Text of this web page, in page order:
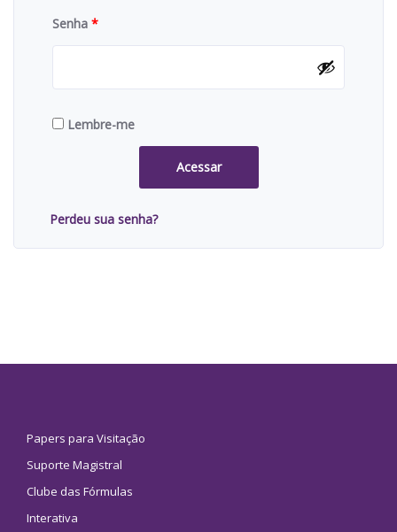
Senha *
Lembre-me
Acessar
Perdeu sua senha?
Papers para Visitação
Suporte Magistral
Clube das Fórmulas
Interativa